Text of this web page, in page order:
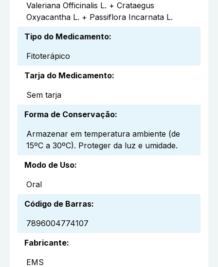
Valeriana Officinalis L. + Crataegus
Oxyacantha L. + Passiflora Incarnata L.
Tipo do Medicamento:
Fitoterápico
Tarja do Medicamento:
Sem tarja
Forma de Conservação:
Armazenar em temperatura ambiente (de
15ºC a 30ºC). Proteger da luz e umidade.
Modo de Uso:
Oral
Código de Barras:
7896004774107
Fabricante:
EMS